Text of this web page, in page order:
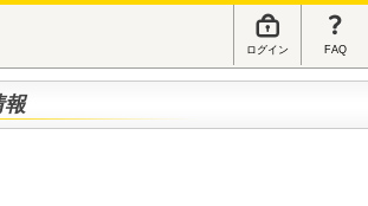
ログイン FAQ
報